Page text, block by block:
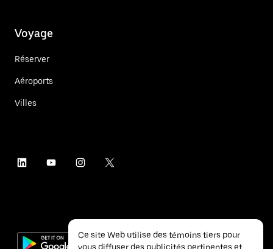
Voyage
Réserver
Aéroports
Villes
Ce site Web utilise des témoins tiers pour